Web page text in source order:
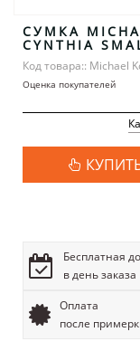
СУМКА
CYNTHIA
Код товара:: Michael
Оценка покупателей
Бесплатная
в день заказа
Оплата
после